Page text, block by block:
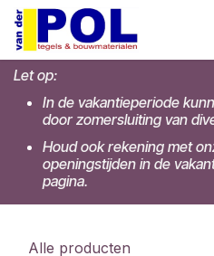
Overslaan naar inhoud
Let op:
In de vakantieperiode
door zomersluiting van
Houd ook rekening met
openingstijden in de
pagina.
Alle producten